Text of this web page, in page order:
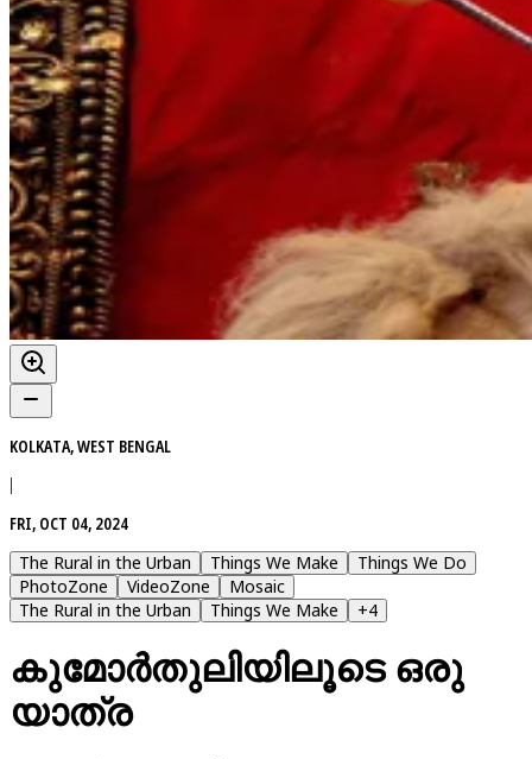
KOLKATA, WEST BENGAL
|
FRI, OCT 04, 2024
The Rural in the Urban
Things We Make
Things We Do
PhotoZone
VideoZone
Mosaic
The Rural in the Urban
Things We Make +4
കുമോർതുലിയിലൂടെ ഒരു
യാത്ര